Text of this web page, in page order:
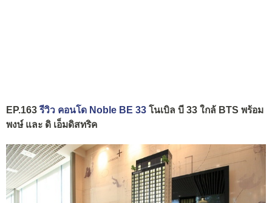
EP.163รีวิว คอนโด Noble BE 33 โนเบิล บี 33 ใกล้ BTS พร้อม
พงษ์ และ ดิ เอ็มดิสทริค